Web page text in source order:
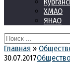
ХМАО
ЯНАО
Search
for:
Главная »
30.07.2017Общество